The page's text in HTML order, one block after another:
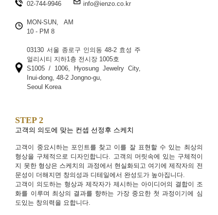
02-744-9946 info@ienzo.co.kr
MON-SUN, AM
10 - PM 8
03130 서울 종로구 인의동 48-2 효성 주
얼리시티 지하1층 전시장 1005호
S1005 / 1006, Hyosung Jewelry City,
Inui-dong, 48-2 Jongno-gu,
Seoul Korea
STEP 2
고객의 의도에 맞는 컨셉 선정후 스케치
고객이 중요시하는 포인트를 찾고 이를 잘 표현할 수 있는 최상의
형상을 구체적으로 디자인합니다. 고객의 머릿속에 있는 구체적이
지 못한 형상은 스케치의 과정에서 현실화되고 여기에 제작자의 전
문성이 더해지면 창의성과 디테일에서 완성도가 높아집니다.
고객이 의도하는 형상과 제작자가 제시하는 아이디어의 결합이 조
화를 이루며 최상의 결과를 향하는 가장 중요한 첫 과정이기에 심
도있는 창의력을 요합니다.